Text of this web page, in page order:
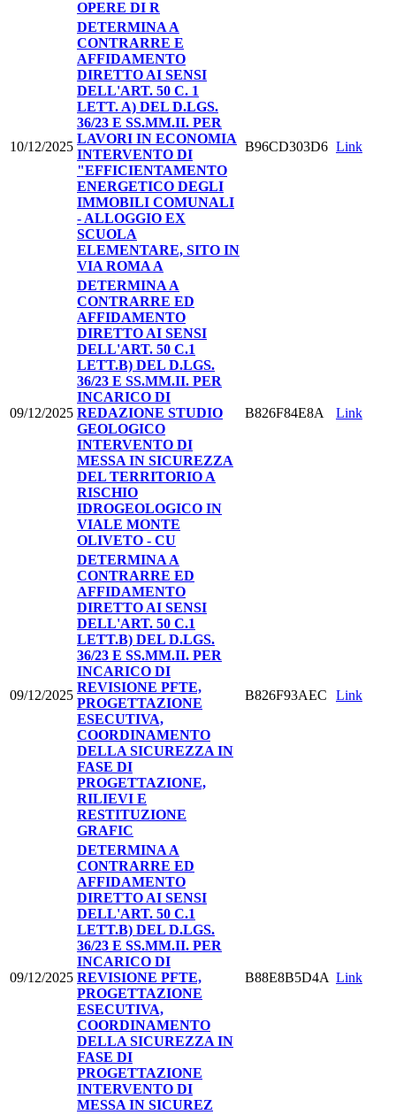
OPERE DI R
10/12/2025
DETERMINA A
CONTRARRE E
AFFIDAMENTO
DIRETTO AI SENSI
DELL'ART. 50 C. 1
LETT. A) DEL D.LGS.
36/23 E SS.MM.II. PER
LAVORI IN ECONOMIA
INTERVENTO DI
"EFFICIENTAMENTO
ENERGETICO DEGLI
IMMOBILI COMUNALI
- ALLOGGIO EX
SCUOLA
ELEMENTARE, SITO IN
VIA ROMA A
B96CD303D6 Link
09/12/2025
DETERMINA A
CONTRARRE ED
AFFIDAMENTO
DIRETTO AI SENSI
DELL'ART. 50 C.1
LETT.B) DEL D.LGS.
36/23 E SS.MM.II. PER
INCARICO DI
REDAZIONE STUDIO
GEOLOGICO
INTERVENTO DI
MESSA IN SICUREZZA
DEL TERRITORIO A
RISCHIO
IDROGEOLOGICO IN
VIALE MONTE
OLIVETO - CU
B826F84E8A Link
09/12/2025
DETERMINA A
CONTRARRE ED
AFFIDAMENTO
DIRETTO AI SENSI
DELL'ART. 50 C.1
LETT.B) DEL D.LGS.
36/23 E SS.MM.II. PER
INCARICO DI
REVISIONE PFTE,
PROGETTAZIONE
ESECUTIVA,
COORDINAMENTO
DELLA SICUREZZA IN
FASE DI
PROGETTAZIONE,
RILIEVI E
RESTITUZIONE
GRAFIC
B826F93AEC Link
09/12/2025
DETERMINA A
CONTRARRE ED
AFFIDAMENTO
DIRETTO AI SENSI
DELL'ART. 50 C.1
LETT.B) DEL D.LGS.
36/23 E SS.MM.II. PER
INCARICO DI
REVISIONE PFTE,
PROGETTAZIONE
ESECUTIVA,
COORDINAMENTO
DELLA SICUREZZA IN
FASE DI
PROGETTAZIONE
INTERVENTO DI
MESSA IN SICUREZ
B88E8B5D4A Link